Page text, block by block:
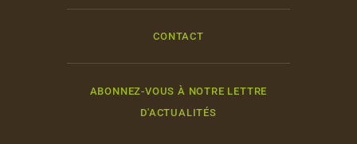
CONTACT
ABONNEZ-VOUS À NOTRE LETTRE
D'ACTUALITÉS